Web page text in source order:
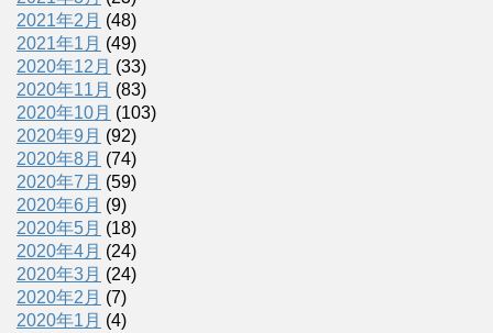
2021年2月 (48)
2021年1月 (49)
2020年12月 (33)
2020年11月 (83)
2020年10月 (103)
2020年9月 (92)
2020年8月 (74)
2020年7月 (59)
2020年6月 (9)
2020年5月 (18)
2020年4月 (24)
2020年3月 (24)
2020年2月 (7)
2020年1月 (4)